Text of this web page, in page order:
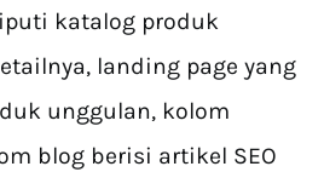
katalog produk
landing page yang
unggulan, kolom
blog berisi artikel SEO